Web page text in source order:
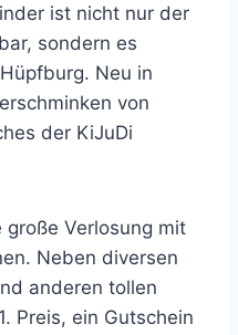
ist nicht nur der
sondern es
Neu in
von
der KiJuDi
Verlosung mit
Neben diversen
anderen tollen
Preis, ein Gutschein